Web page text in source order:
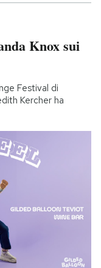
Knox sui
Festival di
Kercher ha